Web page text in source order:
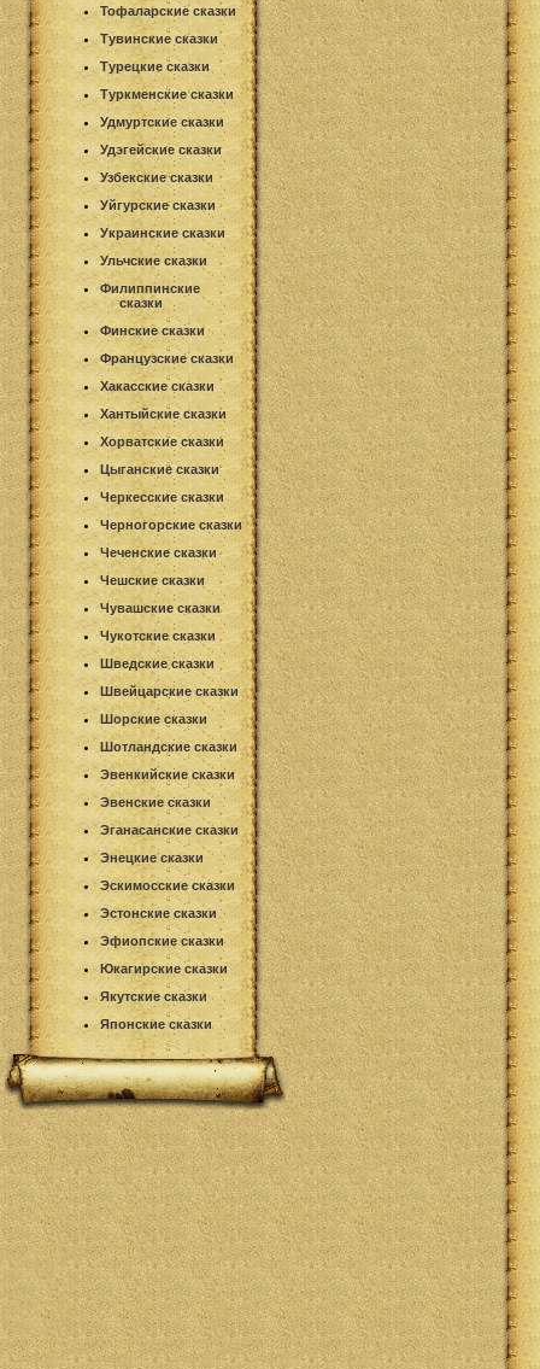
Тофаларские сказки
Тувинские сказки
Турецкие сказки
Туркменские сказки
Удмуртские сказки
Удэгейские сказки
Узбекские сказки
Уйгурские сказки
Украинские сказки
Ульчские сказки
Филиппинские
сказки
Финские сказки
Французские сказки
Хакасские сказки
Хантыйские сказки
Хорватские сказки
Цыганские сказки
Черкесские сказки
Черногорские сказки
Чеченские сказки
Чешские сказки
Чувашские сказки
Чукотские сказки
Шведские сказки
Швейцарские сказки
Шорские сказки
Шотландские сказки
Эвенкийские сказки
Эвенские сказки
Эганасанские сказки
Энецкие сказки
Эскимосские сказки
Эстонские сказки
Эфиопские сказки
Юкагирские сказки
Якутские сказки
Японские сказки